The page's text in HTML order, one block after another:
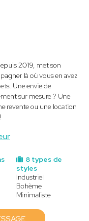
2019, met son
là où vous en avez
Une envie de
sur mesure ? Une
revente ou une location
8 types de
styles
Industriel
Bohème
Minimaliste